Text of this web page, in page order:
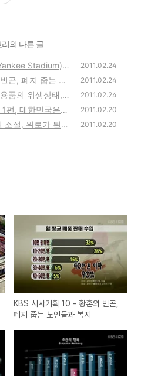
리의 다른 글
Stadium)
2011.02.24
곤, 폐지 줍는 노
2011.02.24
품의 위생상태,
서비스도 반값?
2011.02.24
편, 대한민국은
2011.02.20
소설, 위로가 된
2011.02.20
KBS 시사기획 10 - 황혼의 빈곤,
폐지 줍는 노인들과 복지